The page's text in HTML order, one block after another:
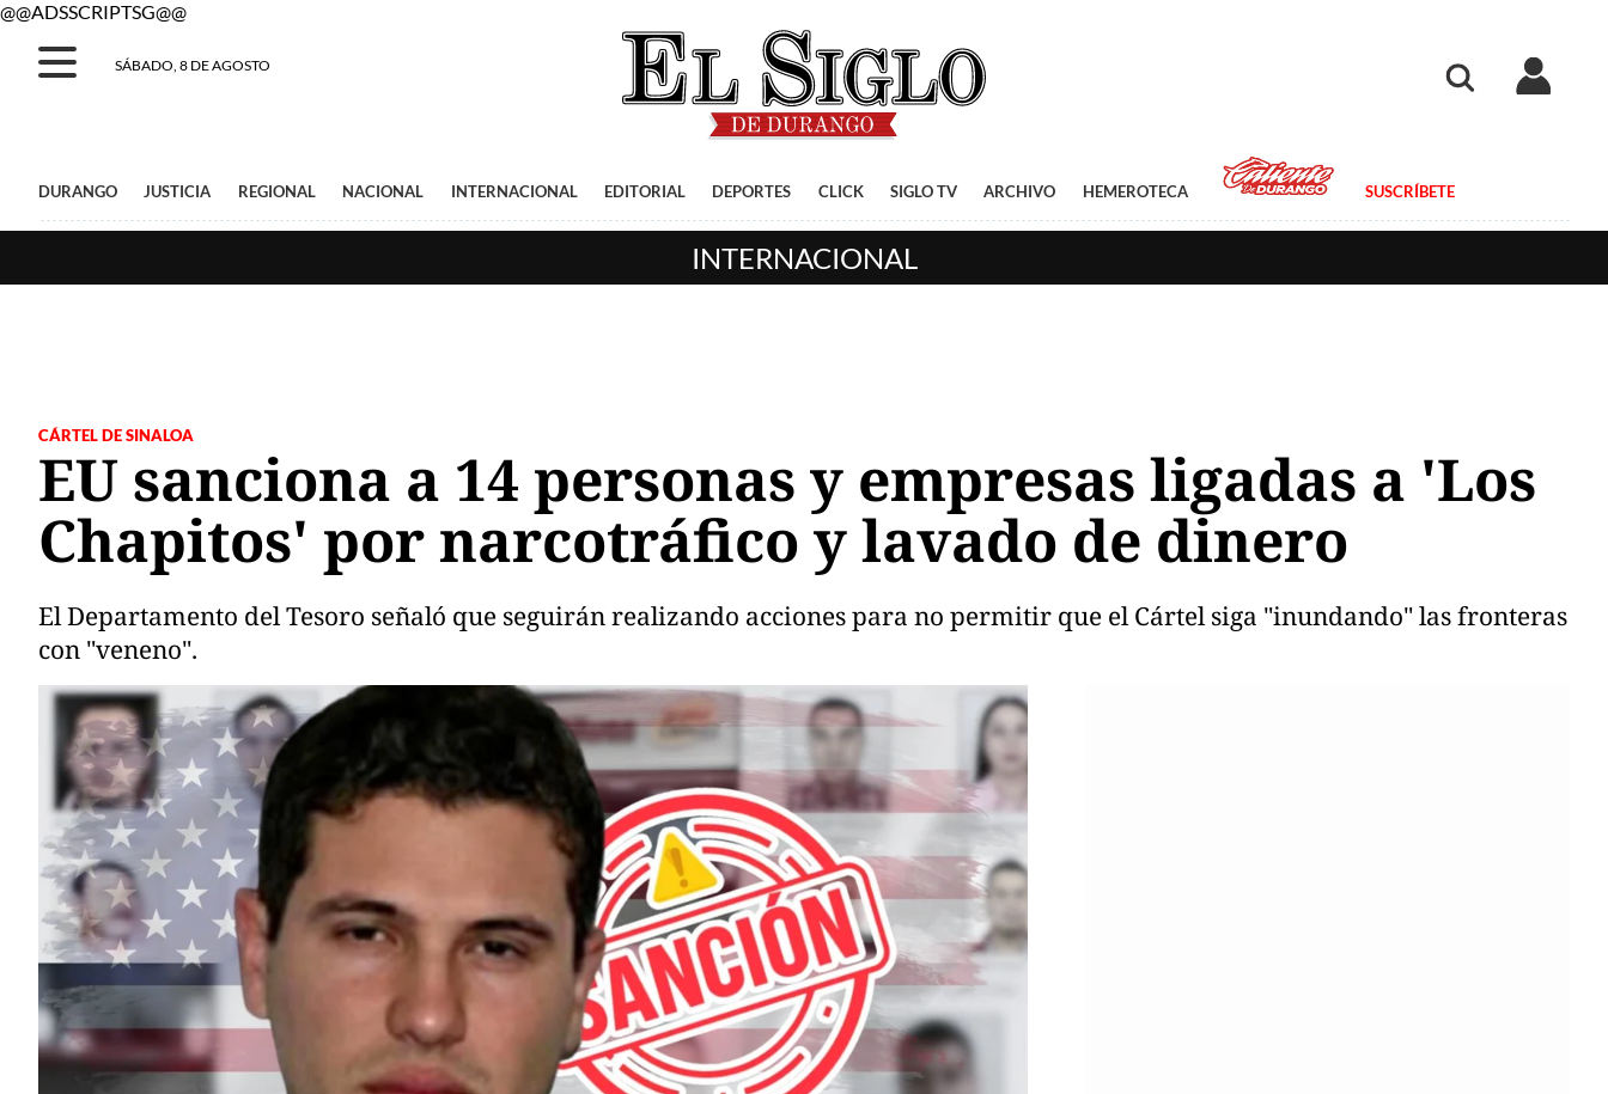
@@ADSSCRIPTSG@@
SÁBADO, 8 DE AGOSTO
DURANGO JUSTICIA REGIONAL NACIONAL INTERNACIONAL EDITORIAL DEPORTES CLICK SIGLO TV ARCHIVO HEMEROTECA SUSCRÍBETE
INTERNACIONAL
CÁRTEL DE SINALOA
EU sanciona a 14 personas y empresas ligadas a 'Los
Chapitos' por narcotráfico y lavado de dinero
El Departamento del Tesoro señaló que seguirán realizando acciones para no permitir que el Cártel siga "inundando" las fronteras
con "veneno".